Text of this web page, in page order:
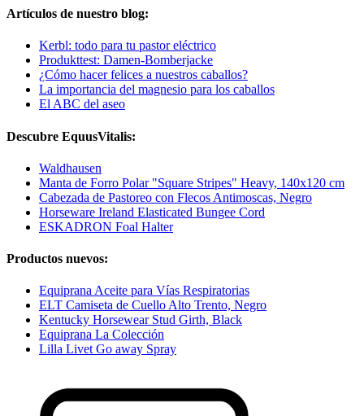
Artículos de nuestro blog:
Kerbl: todo para tu pastor eléctrico
Produkttest: Damen-Bomberjacke
¿Cómo hacer felices a nuestros caballos?
La importancia del magnesio para los caballos
El ABC del aseo
Descubre EquusVitalis:
Waldhausen
Manta de Forro Polar "Square Stripes" Heavy, 140x120 cm
Cabezada de Pastoreo con Flecos Antimoscas, Negro
Horseware Ireland Elasticated Bungee Cord
ESKADRON Foal Halter
Productos nuevos:
Equiprana Aceite para Vías Respiratorias
ELT Camiseta de Cuello Alto Trento, Negro
Kentucky Horsewear Stud Girth, Black
Equiprana La Colección
Lilla Livet Go away Spray